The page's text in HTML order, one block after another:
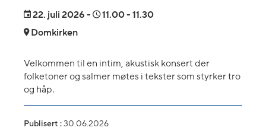
22. juli 2026 - 11.00- 11.30
Domkirken
Velkommen til en intim, akustisk konsert der
folketoner og salmer møtes i tekster som styrker tro
og håp.
Publisert : 30.06.2026